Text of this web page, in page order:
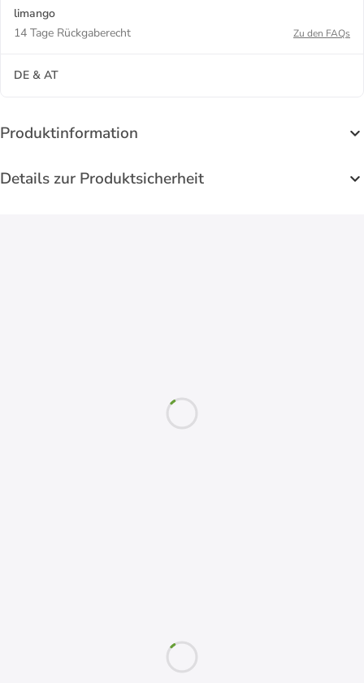
limango
14 Tage Rückgaberecht
Zu den FAQs
DE & AT
Produktinformation
Details zur Produktsicherheit